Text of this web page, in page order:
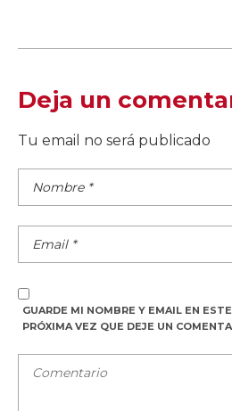
Deja un
Tu email no será publicado
GUARDE MI NOMBRE Y EMAIL EN
PRÓXIMA VEZ QUE DEJE UN